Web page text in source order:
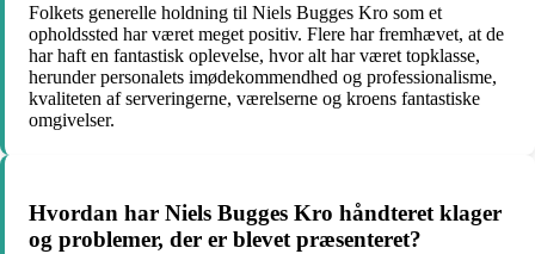
Folkets generelle holdning til Niels Bugges Kro som et
opholdssted har været meget positiv. Flere har fremhævet, at de
har haft en fantastisk oplevelse, hvor alt har været topklasse,
herunder personalets imødekommendhed og professionalisme,
kvaliteten af serveringerne, værelserne og kroens fantastiske
omgivelser.
Hvordan har Niels Bugges Kro håndteret klager
og problemer, der er blevet præsenteret?